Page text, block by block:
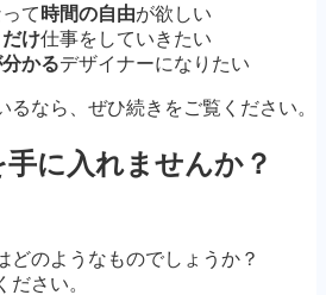
て 時間の自由が欲しい
け仕事をしていきたい
かるデザイナーになりたい
るなら、ぜひ続きをご覧ください。
に入れませんか？
どのようなものでしょうか？
さい。